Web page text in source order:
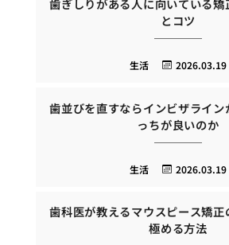
歯ぎしりがある人に向いている
とコツ
2026.03.19
生活
歯並びを直すならインビザライ
っちが良いのか
2026.03.19
生活
歯科医が教えるマウスピース矯
極める方法